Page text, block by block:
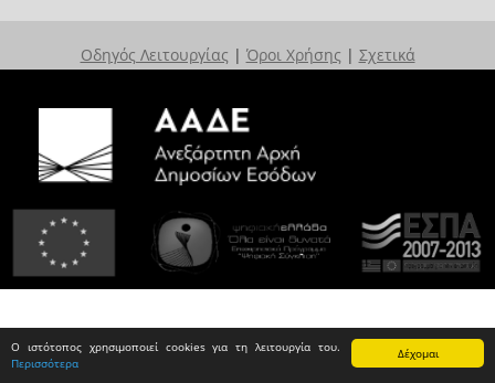
Δέχομαι
Ο ιστότοπος χρησιμοποιεί cookies για τη λειτουργία του.
Περισσότερα
Οδηγός Λειτουργίας | Όροι Χρήσης | Σχετικά